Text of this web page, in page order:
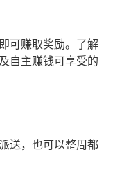
可赚取奖励。了解
自主赚钱可享受的
送，也可以整周都